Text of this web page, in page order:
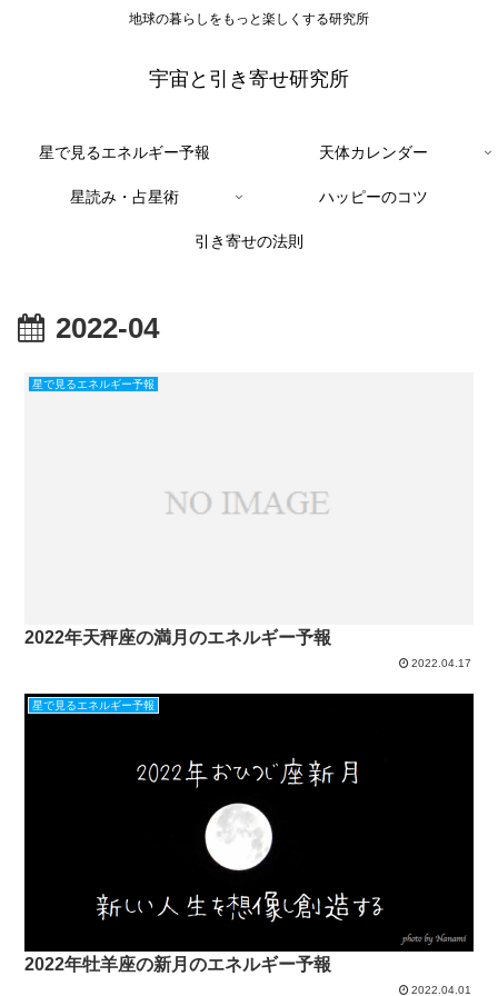
地球の暮らしをもっと楽しくする研究所
宇宙と引き寄せ研究所
星で見るエネルギー予報 天体カレンダー
星読み・占星術 ハッピーのコツ
引き寄せの法則
2022-04
星で見るエネルギー予報
2022年天秤座の満月のエネルギー予報
2022.04.17
星で見るエネルギー予報
2022年牡羊座の新月のエネルギー予報
2022.04.01